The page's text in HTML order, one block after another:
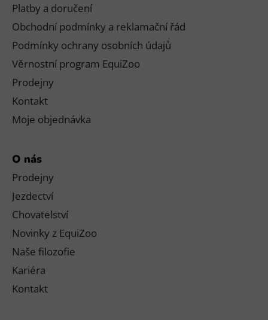
Platby a doručení
Obchodní podmínky a reklamační řád
Podmínky ochrany osobních údajů
Věrnostní program EquiZoo
Prodejny
Kontakt
Moje objednávka
O nás
Prodejny
Jezdectví
Chovatelství
Novinky z EquiZoo
Naše filozofie
Kariéra
Kontakt